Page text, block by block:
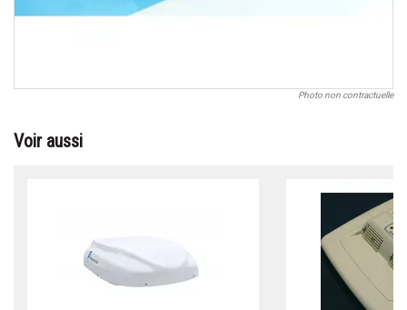
Photo non contractuelle
Voir aussi